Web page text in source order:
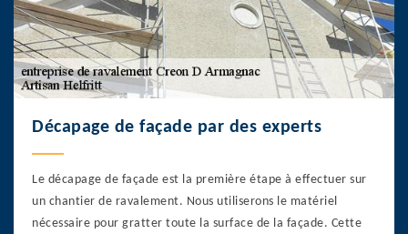
Décapage de façade par des experts
Le décapage de façade est la première étape à effectuer sur
un chantier de ravalement. Nous utiliserons le matériel
nécessaire pour gratter toute la surface de la façade. Cette